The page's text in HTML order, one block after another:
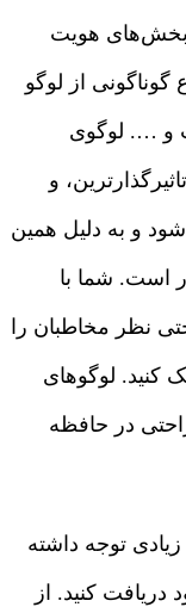
بخش‌های هویت
از لوگو
و …. لوگوی
و
و به دلیل همین
است. شما با
نظر مخاطبان را
کنید. لوگوهای
در حافظه
توجه داشته
دریافت کنید. از